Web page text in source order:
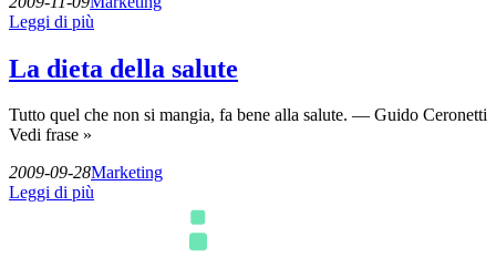
Leggi di più
La dieta della salute
Tutto quel che non si mangia, fa bene alla salute. — Guido Ceronetti
Vedi frase »
2009-09-28Marketing
Leggi di più